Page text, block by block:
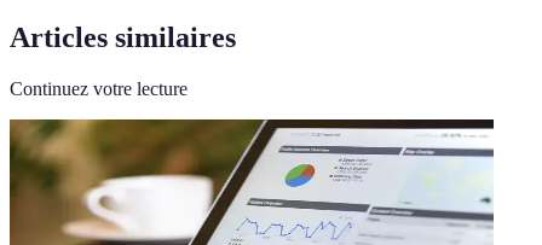
Articles similaires
Continuez votre lecture